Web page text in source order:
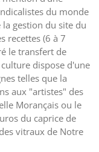
du monde
gestion du site du
recettes (6 à 7
le transfert de
dispose d'une
telles que la
aux "artistes" des
Morançais ou le
du caprice de
vitraux de Notre